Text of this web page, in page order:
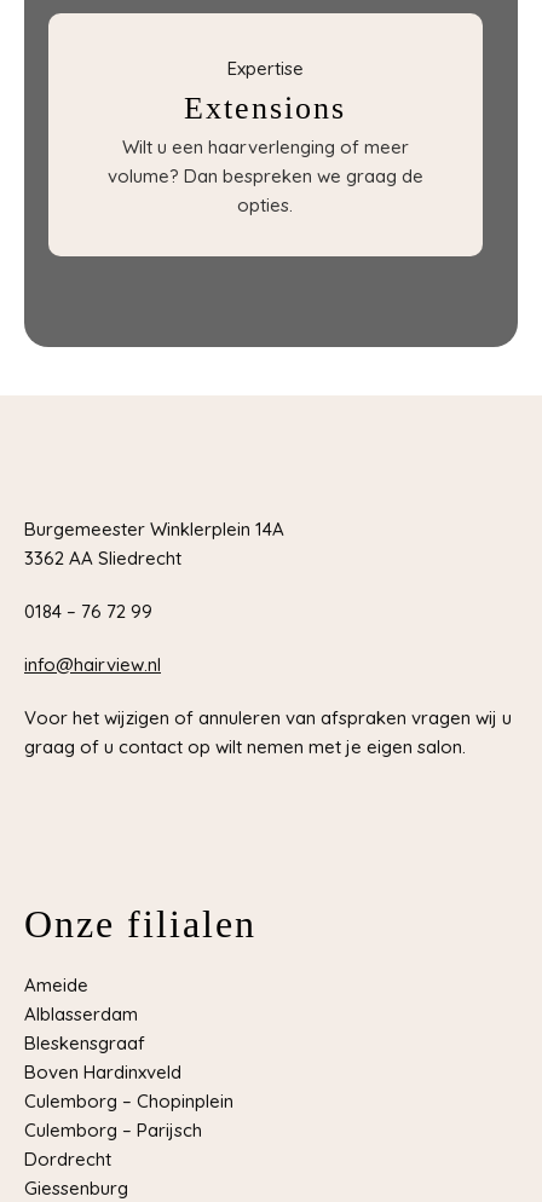
Expertise
Extensions
Wilt u een haarverlenging of meer
volume? Dan bespreken we graag de
opties.
Burgemeester Winklerplein 14A
3362 AA Sliedrecht
0184 – 76 72 99
info@hairview.nl
Voor het wijzigen of annuleren van afspraken vragen wij u
graag of u contact op wilt nemen met je eigen salon.
Onze filialen
Ameide
Alblasserdam
Bleskensgraaf
Boven Hardinxveld
Culemborg – Chopinplein
Culemborg – Parijsch
Dordrecht
Giessenburg